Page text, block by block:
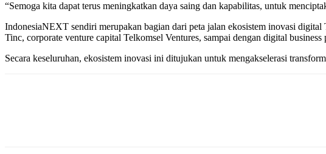
“Semoga kita dapat terus meningkatkan daya saing dan kapabilitas, untuk
IndonesiaNEXT sendiri merupakan bagian dari peta jalan ekosistem inovasi
Tinc, corporate venture capital Telkomsel Ventures, sampai dengan digital
Secara keseluruhan, ekosistem inovasi ini ditujukan untuk mengakselerasi